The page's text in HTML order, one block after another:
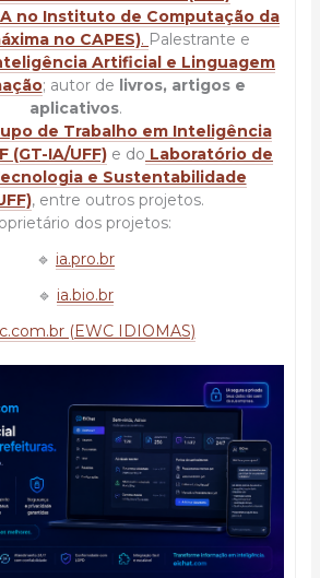
no Instituto de Computação da
no CAPES). Palestrante e
Artificial e Linguagem
; autor de livros, artigos e
aplicativos.
de Trabalho em Inteligência
(GT-IA/UFF) e do Laboratório de
e Sustentabilidade
, entre outros projetos.
dos projetos:
🔹 ia.pro.br
🔹 ia.bio.br
(EWC IDIOMAS)